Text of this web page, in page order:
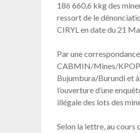
186 660,6 kkg des
ressort de le
CIRYL en date du 21
Par une
CABMIN/Mines/
Bujumbura/Burundi et
l’ouverture d’une
illégale des lots des
Selon la lettre, au cours